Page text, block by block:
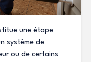
une étape
système de
ou de certains